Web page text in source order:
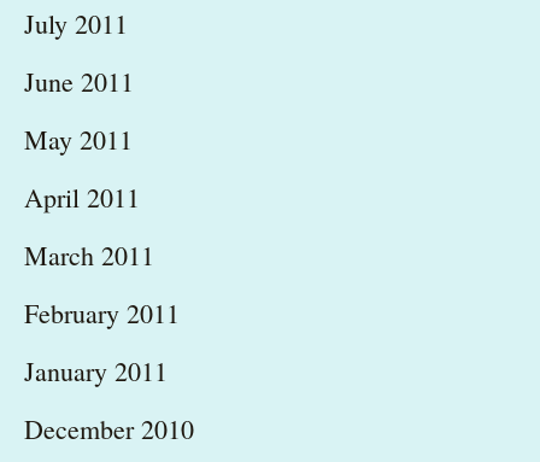
July 2011
June 2011
May 2011
April 2011
March 2011
February 2011
January 2011
December 2010